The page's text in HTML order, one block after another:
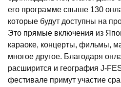
его программе свыше 130
которые будут доступны на
Это прямые включения из
караоке, концерты, фильмы,
многое другое. Благодаря
расширится и география J-
фестивале примут участие